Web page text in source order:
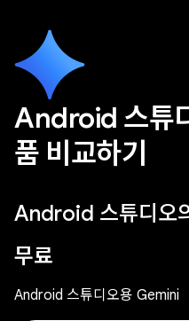
Android 스튜
품 비교하기
Android 스튜디오
무료
Android 스튜디오용 Gemini